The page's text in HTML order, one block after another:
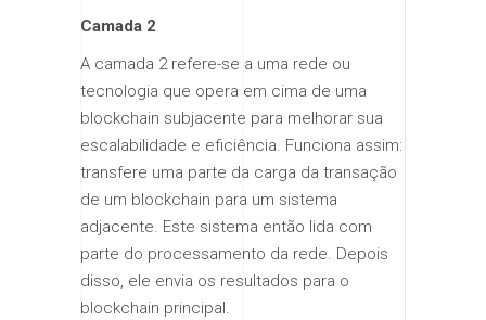
Camada 2
A camada 2 refere-se a uma rede ou
tecnologia que opera em cima de uma
blockchain subjacente para melhorar sua
escalabilidade e eficiência. Funciona assim:
transfere uma parte da carga da transação
de um blockchain para um sistema
adjacente. Este sistema então lida com
parte do processamento da rede. Depois
disso, ele envia os resultados para o
blockchain principal.